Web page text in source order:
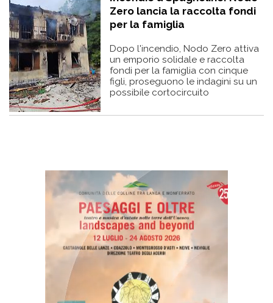
Zero lancia la raccolta fondi
per la famiglia
Dopo l'incendio, Nodo Zero attiva
un emporio solidale e raccolta
fondi per la famiglia con cinque
figli, proseguono le indagini su un
possibile cortocircuito